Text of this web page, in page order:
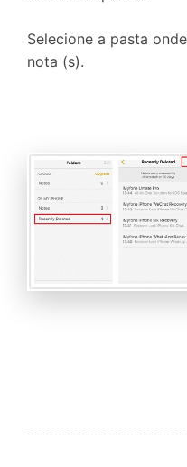
Selecione a pasta
nota (s).